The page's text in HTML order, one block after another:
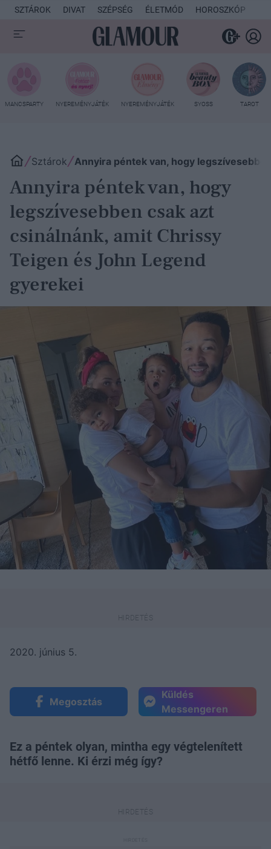
SZTÁROK DIVAT SZÉPSÉG ÉLETMÓD HOROSZKÓP
MANCSPARTY NYEREMÉNYJÁTÉK NYEREMÉNYJÁTÉK SYOSS TAROT
Sztárok Annyira péntek van, hogy
Annyira péntek van, hogy
legszívesebben csak azt
csinálnánk, amit Chrissy
Teigen és John Legend
gyerekei
2020. június 5.
Megosztás
Küldés
Messengeren
Ez a péntek olyan, mintha egy végtelenített
hétfő lenne. Ki érzi még így?